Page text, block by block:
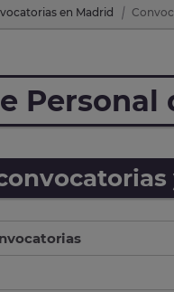
en Madrid
Personal